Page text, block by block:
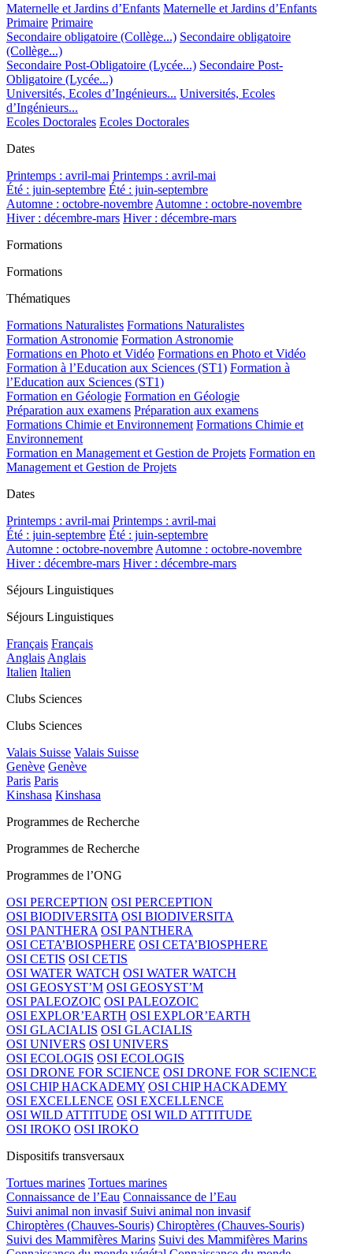
Maternelle et Jardins d’Enfants Maternelle et Jardins d’Enfants
Primaire Primaire
Secondaire obligatoire (Collège...) Secondaire obligatoire
(Collège...)
Secondaire Post-Obligatoire (Lycée...) Secondaire Post-
Obligatoire (Lycée...)
Universités, Ecoles d’Ingénieurs... Universités, Ecoles
d’Ingénieurs...
Ecoles Doctorales Ecoles Doctorales
Dates
Printemps : avril-mai Printemps : avril-mai
Été : juin-septembre Été : juin-septembre
Automne : octobre-novembre Automne : octobre-novembre
Hiver : décembre-mars Hiver : décembre-mars
Formations
Formations
Thématiques
Formations Naturalistes Formations Naturalistes
Formation Astronomie Formation Astronomie
Formations en Photo et Vidéo Formations en Photo et Vidéo
Formation à l’Education aux Sciences (ST1) Formation à
l’Education aux Sciences (ST1)
Formation en Géologie Formation en Géologie
Préparation aux examens Préparation aux examens
Formations Chimie et Environnement Formations Chimie et
Environnement
Formation en Management et Gestion de Projets Formation en
Management et Gestion de Projets
Dates
Printemps : avril-mai Printemps : avril-mai
Été : juin-septembre Été : juin-septembre
Automne : octobre-novembre Automne : octobre-novembre
Hiver : décembre-mars Hiver : décembre-mars
Séjours Linguistiques
Séjours Linguistiques
Français Français
Anglais Anglais
Italien Italien
Clubs Sciences
Clubs Sciences
Valais Suisse Valais Suisse
Genève Genève
Paris Paris
Kinshasa Kinshasa
Programmes de Recherche
Programmes de Recherche
Programmes de l’ONG
OSI PERCEPTION OSI PERCEPTION
OSI BIODIVERSITA OSI BIODIVERSITA
OSI PANTHERA OSI PANTHERA
OSI CETA’BIOSPHERE OSI CETA’BIOSPHERE
OSI CETIS OSI CETIS
OSI WATER WATCH OSI WATER WATCH
OSI GEOSYST’M OSI GEOSYST’M
OSI PALEOZOIC OSI PALEOZOIC
OSI EXPLOR’EARTH OSI EXPLOR’EARTH
OSI GLACIALIS OSI GLACIALIS
OSI UNIVERS OSI UNIVERS
OSI ECOLOGIS OSI ECOLOGIS
OSI DRONE FOR SCIENCE OSI DRONE FOR SCIENCE
OSI CHIP HACKADEMY OSI CHIP HACKADEMY
OSI EXCELLENCE OSI EXCELLENCE
OSI WILD ATTITUDE OSI WILD ATTITUDE
OSI IROKO OSI IROKO
Dispositifs transversaux
Tortues marines Tortues marines
Connaissance de l’Eau Connaissance de l’Eau
Suivi animal non invasif Suivi animal non invasif
Chiroptères (Chauves-Souris) Chiroptères (Chauves-Souris)
Suivi des Mammifères Marins Suivi des Mammifères Marins